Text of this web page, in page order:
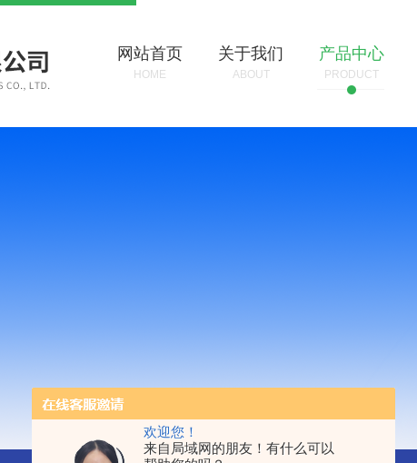
欢迎您！
来自局域网的朋友！有什么可以
网站首页
HOME
关于我们
ABOUT
产品中心
PRODUCT